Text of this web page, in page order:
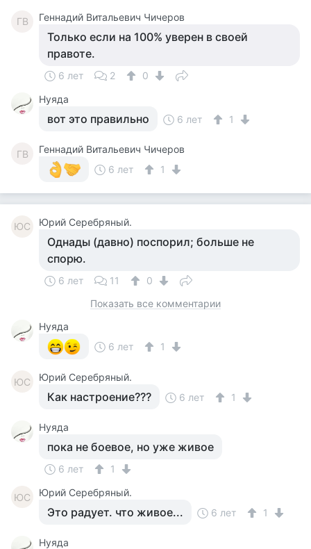
ГВ Геннадий Витальевич Чичеров
Только если на 100% уверен в своей
правоте.
6 лет 2
0
Нуяда
вот это правильно 6 лет 1
ГВ
Геннадий Витальевич Чичеров
6 лет
1
ЮС Юрий Серебряный.
Однады (давно) поспорил; больше не
спорю.
6 лет 11
0
Показать все комментарии
Нуяда
6 лет
1
ЮС Юрий Серебряный.
Как настроение??? 6 лет 1
Нуяда
пока не боевое, но уже живое
6 лет 1
ЮС Юрий Серебряный.
Это радует. что живое... 6 лет 1
Нуяда